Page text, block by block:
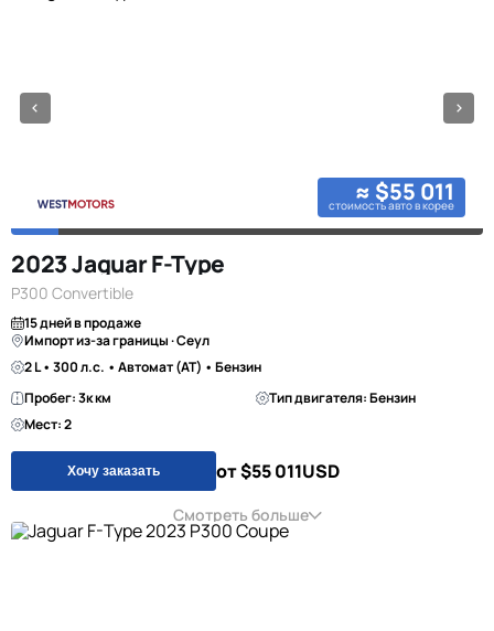
≈ $55 011
стоимость авто в корее
2023 Jaguar F-Type
P300 Convertible
15 дней в продаже
Импорт из-за границы · Сеул
2 L • 300 л.с. • Автомат (AT) • Бензин
Пробег: 3к км
Тип двигателя: Бензин
Мест: 2
Хочу заказать от $55 011USD
Смотреть больше